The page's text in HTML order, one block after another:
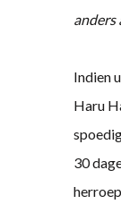
anders
Indien
Haru
30